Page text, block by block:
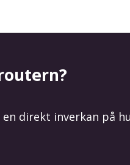
direkt inverkan på